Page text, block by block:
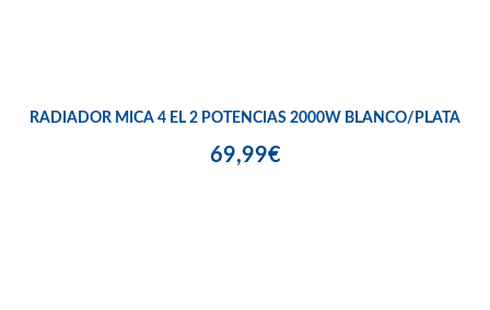
RADIADOR MICA 4 EL 2 POTENCIAS 2000W BLANCO/PLATA
69,99€